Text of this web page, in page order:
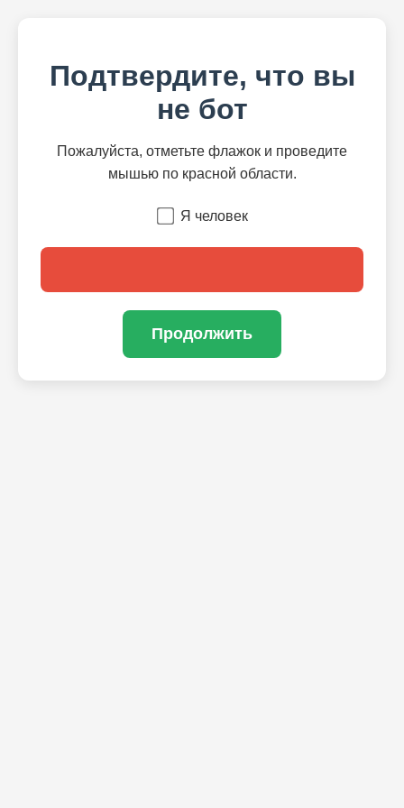
Подтвердите, что вы
не бот
Пожалуйста, отметьте флажок и проведите
мышью по красной области.
Я человек
Продолжить